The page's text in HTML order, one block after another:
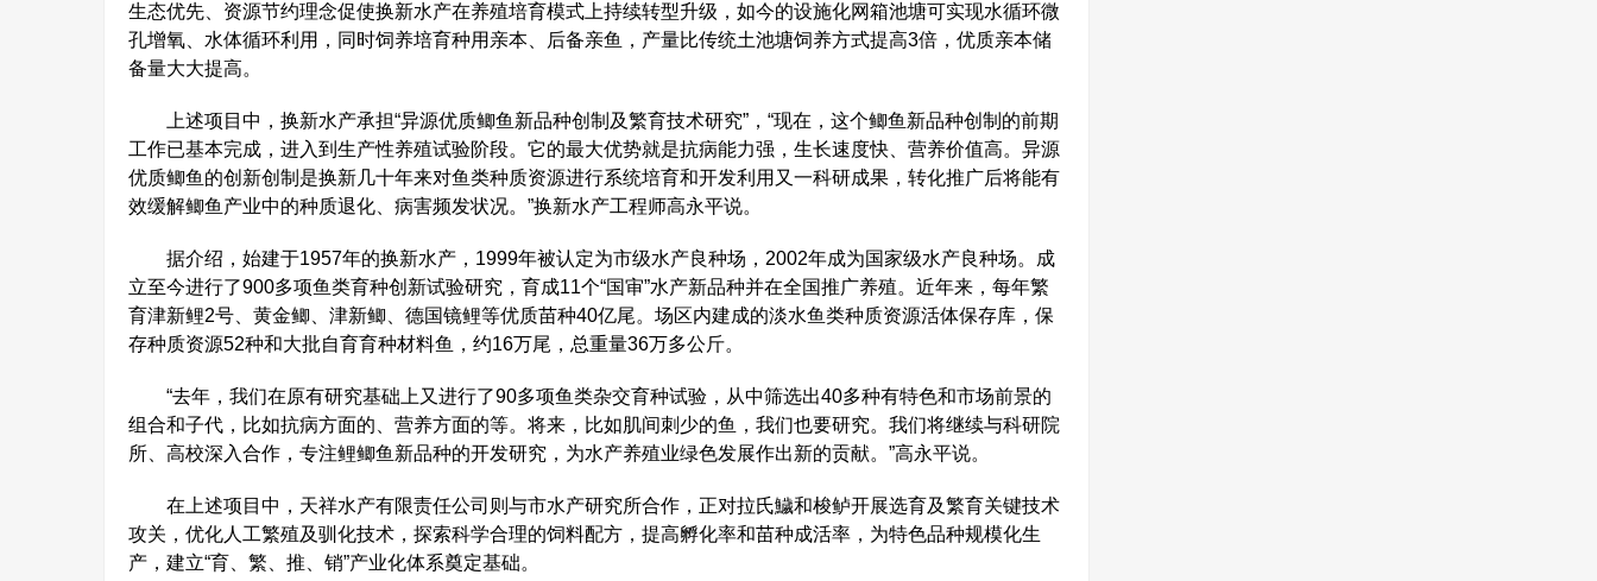
生态优先、资源节约理念促使换新水产在养殖培育模式上持续转型升级，如今的设施化网箱池塘可实现水循环微
孔增氧、水体循环利用，同时饲养培育种用亲本、后备亲鱼，产量比传统土池塘饲养方式提高3倍，优质亲本储
备量大大提高。
上述项目中，换新水产承担“异源优质鲫鱼新品种创制及繁育技术研究”，“现在，这个鲫鱼新品种创制的前期
工作已基本完成，进入到生产性养殖试验阶段。它的最大优势就是抗病能力强，生长速度快、营养价值高。异源
优质鲫鱼的创新创制是换新几十年来对鱼类种质资源进行系统培育和开发利用又一科研成果，转化推广后将能有
效缓解鲫鱼产业中的种质退化、病害频发状况。”换新水产工程师高永平说。
据介绍，始建于1957年的换新水产，1999年被认定为市级水产良种场，2002年成为国家级水产良种场。成
立至今进行了900多项鱼类育种创新试验研究，育成11个“国审”水产新品种并在全国推广养殖。近年来，每年繁
育津新鲤2号、黄金鲫、津新鲫、德国镜鲤等优质苗种40亿尾。场区内建成的淡水鱼类种质资源活体保存库，保
存种质资源52种和大批自育育种材料鱼，约16万尾，总重量36万多公斤。
“去年，我们在原有研究基础上又进行了90多项鱼类杂交育种试验，从中筛选出40多种有特色和市场前景的
组合和子代，比如抗病方面的、营养方面的等。将来，比如肌间刺少的鱼，我们也要研究。我们将继续与科研院
所、高校深入合作，专注鲤鲫鱼新品种的开发研究，为水产养殖业绿色发展作出新的贡献。”高永平说。
在上述项目中，天祥水产有限责任公司则与市水产研究所合作，正对拉氏鱥和梭鲈开展选育及繁育关键技术
攻关，优化人工繁殖及驯化技术，探索科学合理的饲料配方，提高孵化率和苗种成活率，为特色品种规模化生
产，建立“育、繁、推、销”产业化体系奠定基础。